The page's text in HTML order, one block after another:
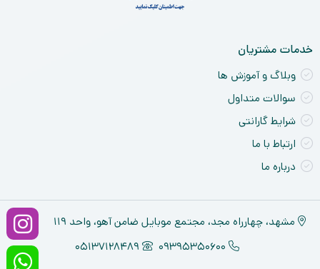
خدمات مشتریان
وبلاگ و آموزش ها
سوالات متداول
شرایط گارانتی
ارتباط با ما
درباره ما
مشهد، چهارراه مجد، مجتمع موبایل ضامن آهو، واحد ۱۱۹
09395350600
05137128489